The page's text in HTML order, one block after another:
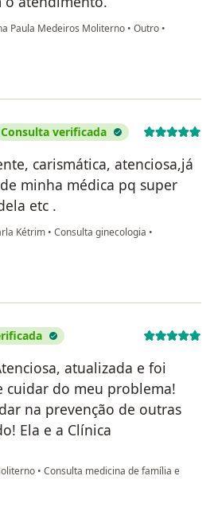
Paula Medeiros Moliterno • Outro •
Consulta verificada
carismática, atenciosa,já
minha médica pq super
etc .
Kétrim • Consulta ginecologia •
Souza
atualizada e foi
cuidar do meu problema!
na prevenção de outras
Ela e a Clínica
• Consulta medicina de família e